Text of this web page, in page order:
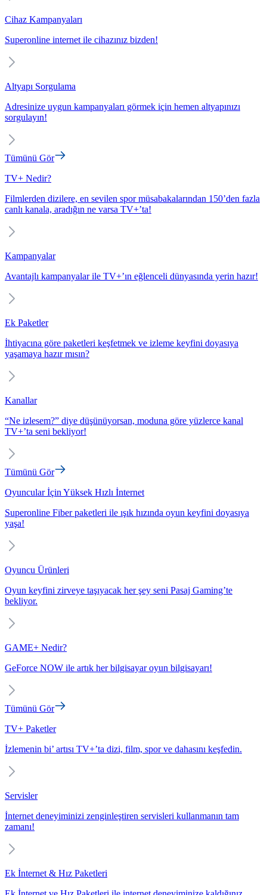
Cihaz Kampanyaları
Superonline internet ile cihazınız bizden!
Altyapı Sorgulama
Adresinize uygun kampanyaları görmek için hemen altyapınızı
sorgulayın!
Tümünü Gör
TV+ Nedir?
Filmlerden dizilere, en sevilen spor müsabakalarından 150’den fazla
canlı kanala, aradığın ne varsa TV+’ta!
Kampanyalar
Avantajlı kampanyalar ile TV+’ın eğlenceli dünyasında yerin hazır!
Ek Paketler
İhtiyacına göre paketleri keşfetmek ve izleme keyfini doyasıya
yaşamaya hazır mısın?
Kanallar
“Ne izlesem?” diye düşünüyorsan, moduna göre yüzlerce kanal
TV+’ta seni bekliyor!
Tümünü Gör
Oyuncular İçin Yüksek Hızlı İnternet
Superonline Fiber paketleri ile ışık hızında oyun keyfini doyasıya
yaşa!
Oyuncu Ürünleri
Oyun keyfini zirveye taşıyacak her şey seni Pasaj Gaming’te
bekliyor.
GAME+ Nedir?
GeForce NOW ile artık her bilgisayar oyun bilgisayarı!
Tümünü Gör
TV+ Paketler
İzlemenin bi’ artısı TV+’ta dizi, film, spor ve dahasını keşfedin.
Servisler
İnternet deneyiminizi zenginleştiren servisleri kullanmanın tam
zamanı!
Ek İnternet & Hız Paketleri